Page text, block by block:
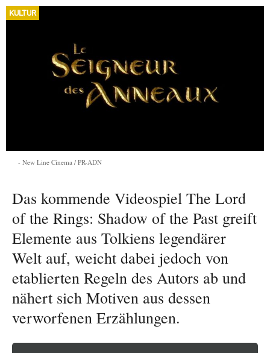
KULTUR
New Line Cinema / PR-ADN
Das kommende Videospiel The Lord
of the Rings: Shadow of the Past greift
Elemente aus Tolkiens legendärer
Welt auf, weicht dabei jedoch von
etablierten Regeln des Autors ab und
nähert sich Motiven aus dessen
verworfenen Erzählungen.